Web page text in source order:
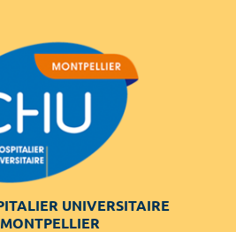
UNIVERSITAIRE